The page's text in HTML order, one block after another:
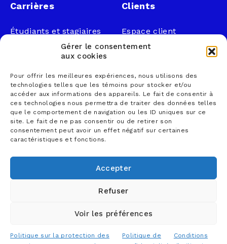
Gérer le consentement
aux cookies
Pour offrir les meilleures expériences, nous utilisons des
technologies telles que les témoins pour stocker et/ou
accéder aux informations des appareils. Le fait de consentir à
ces technologies nous permettra de traiter des données telles
que le comportement de navigation ou les ID uniques sur ce
site. Le fait de ne pas consentir ou de retirer son
consentement peut avoir un effet négatif sur certaines
caractéristiques et fonctions.
Accepter
Refuser
Voir les préférences
Politique sur la protection des
Politique de
Conditions
Carrières
Étudiants et stagiaires
Professionnels
Nous joindre
1 866 833-2114 (sans
frais)
courrier@lemieuxnolet
.ca
Contactez un syndic
Trouver un bureau
Clients
Espace client
Légal
Loi sur la faillite et
l’insolvabilité
Politique de
confidentialité
Politique sur la
renseignements
personnels
Conditions d’utilisation
agréés S.E.N.C.R.L. - Tous droits réservés
Conception webTREIZE